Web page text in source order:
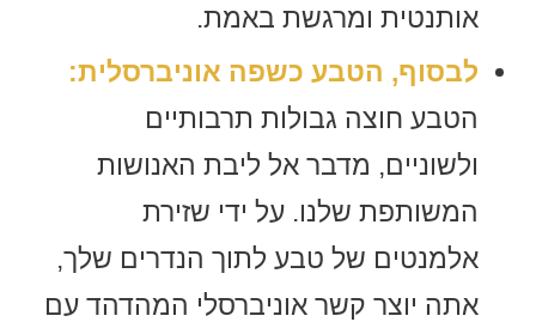
אותנטית ומרגשת באמת.
לבסוף, הטבע כשפה אוניברסלית:
הטבע חוצה גבולות תרבותיים
ולשוניים, מדבר אל ליבת האנושות
המשותפת שלנו. על ידי שזירת
אלמנטים של טבע לתוך הנדרים שלך,
אתה יוצר קשר אוניברסלי המהדהד עם